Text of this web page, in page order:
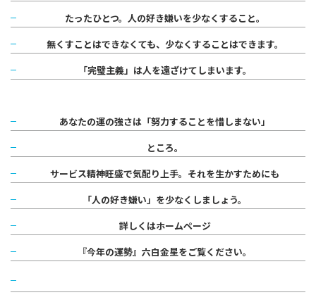
たったひとつ。 人の好き嫌いを少なくすること。
無くすことはできなくても、 少なくすることはできます。
「完璧主義」は人を遠ざけてしまいます。
あなたの運の強さは 「努力することを惜しまない」
ところ。
サービス精神旺盛で気配り上手。 それを生かすためにも
「人の好き嫌い」を少なくしましょう。
詳しくはホームページ
『今年の運勢』六白金星をご覧ください。